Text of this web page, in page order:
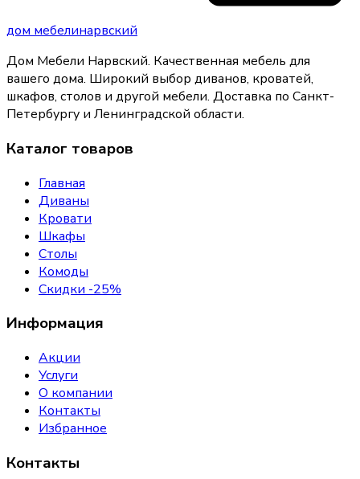
дом мебелинарвский
Дом Мебели Нарвский. Качественная мебель для
вашего дома. Широкий выбор диванов, кроватей,
шкафов, столов и другой мебели. Доставка по Санкт-
Петербургу и Ленинградской области.
Каталог товаров
Главная
Диваны
Кровати
Шкафы
Столы
Комоды
Скидки -25%
Информация
Акции
Услуги
О компании
Контакты
Избранное
Контакты